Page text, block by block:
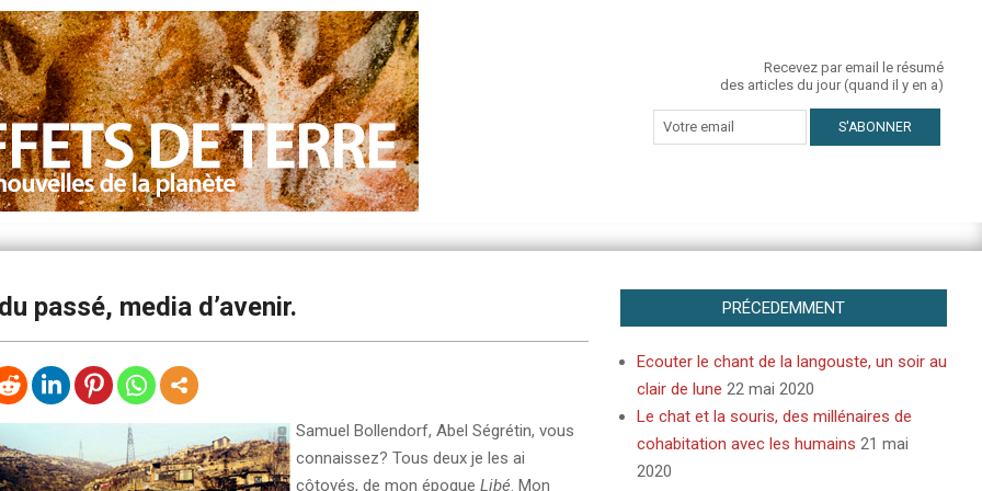
Recevez par email le résumé
des articles du jour (quand il y en a)
passé, media d’avenir.
Samuel Bollendorf, Abel Ségrétin, vous
connaissez? Tous deux je les ai
côtoyés, de mon époque Libé. Mon
PRÉCEDEMMENT
Ecouter le chant de la langouste, un soir au
clair de lune 22 mai 2020
Le chat et la souris, des millénaires de
cohabitation avec les humains 21 mai
2020